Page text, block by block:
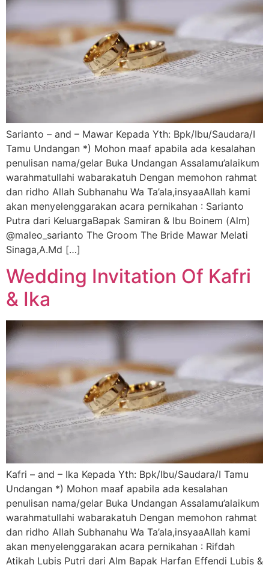
Sarianto – and – Mawar Kepada Yth: Bpk/Ibu/Saudara/I
Tamu Undangan *) Mohon maaf apabila ada kesalahan
penulisan nama/gelar Buka Undangan Assalamu’alaikum
warahmatullahi wabarakatuh Dengan memohon rahmat
dan ridho Allah Subhanahu Wa Ta’ala,insyaaAllah kami
akan menyelenggarakan acara pernikahan : Sarianto
Putra dari KeluargaBapak Samiran & Ibu Boinem (Alm)
@maleo_sarianto The Groom The Bride Mawar Melati
Sinaga,A.Md […]
Wedding Invitation Of Kafri
& Ika
Kafri – and – Ika Kepada Yth: Bpk/Ibu/Saudara/I Tamu
Undangan *) Mohon maaf apabila ada kesalahan
penulisan nama/gelar Buka Undangan Assalamu’alaikum
warahmatullahi wabarakatuh Dengan memohon rahmat
dan ridho Allah Subhanahu Wa Ta’ala,insyaaAllah kami
akan menyelenggarakan acara pernikahan : Rifdah
Atikah Lubis Putri dari Alm Bapak Harfan Effendi Lubis &